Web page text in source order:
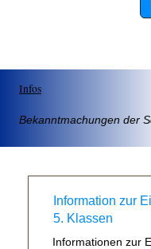
Infos
Bekanntmachungen der
Information zur
5. Klassen
Informationen zur